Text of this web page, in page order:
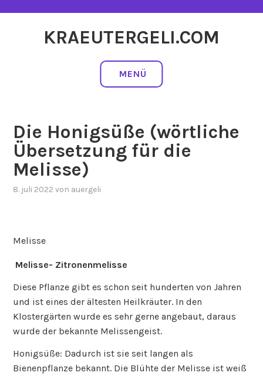
KRAEUTERGELI.COM
MENÜ
Die Honigsüße (wörtliche
Übersetzung für die
Melisse)
8. juli 2022 von auergeli
Melisse
Melisse- Zitronenmelisse
Diese Pflanze gibt es schon seit hunderten von Jahren
und ist eines der ältesten Heilkräuter. In den
Klostergärten wurde es sehr gerne angebaut, daraus
wurde der bekannte Melissengeist.
Honigsüße: Dadurch ist sie seit langen als
Bienenpflanze bekannt. Die Blühte der Melisse ist weiß